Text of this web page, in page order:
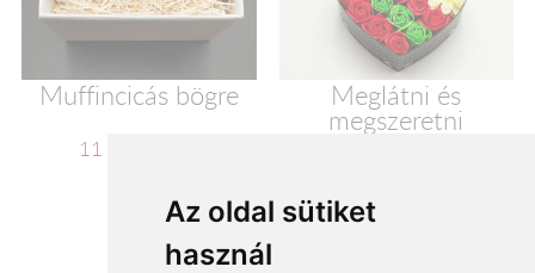
Az oldal sütiket
használ
Muffincicás bögre
11 600 Ft-tól
Meglátni és
megszeretni
1 2